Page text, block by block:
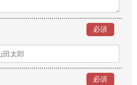
必須
必須